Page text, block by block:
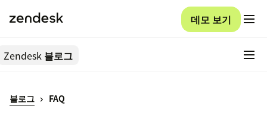
데모 보기
Zendesk 블로그
블로그 FAQ